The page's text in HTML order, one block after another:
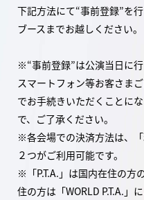
下記方法にて“事前登録”を
ブースまでお越しください。
※“事前登録”は公演当日に
スマートフォン等お客さま
でお手続きいただくことに
で、ご了承ください。
※各会場での決済方法は、
２つがご利用可能です。
※「P.T.A.」は国内在住の方
住の方は「WORLD P.T.A.」